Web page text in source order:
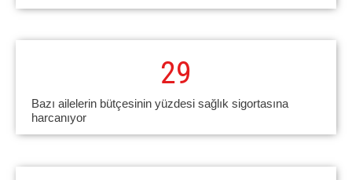
Bazı ailelerin bütçesinin yüzdesi sağlık sigortasına
harcanıyor
30